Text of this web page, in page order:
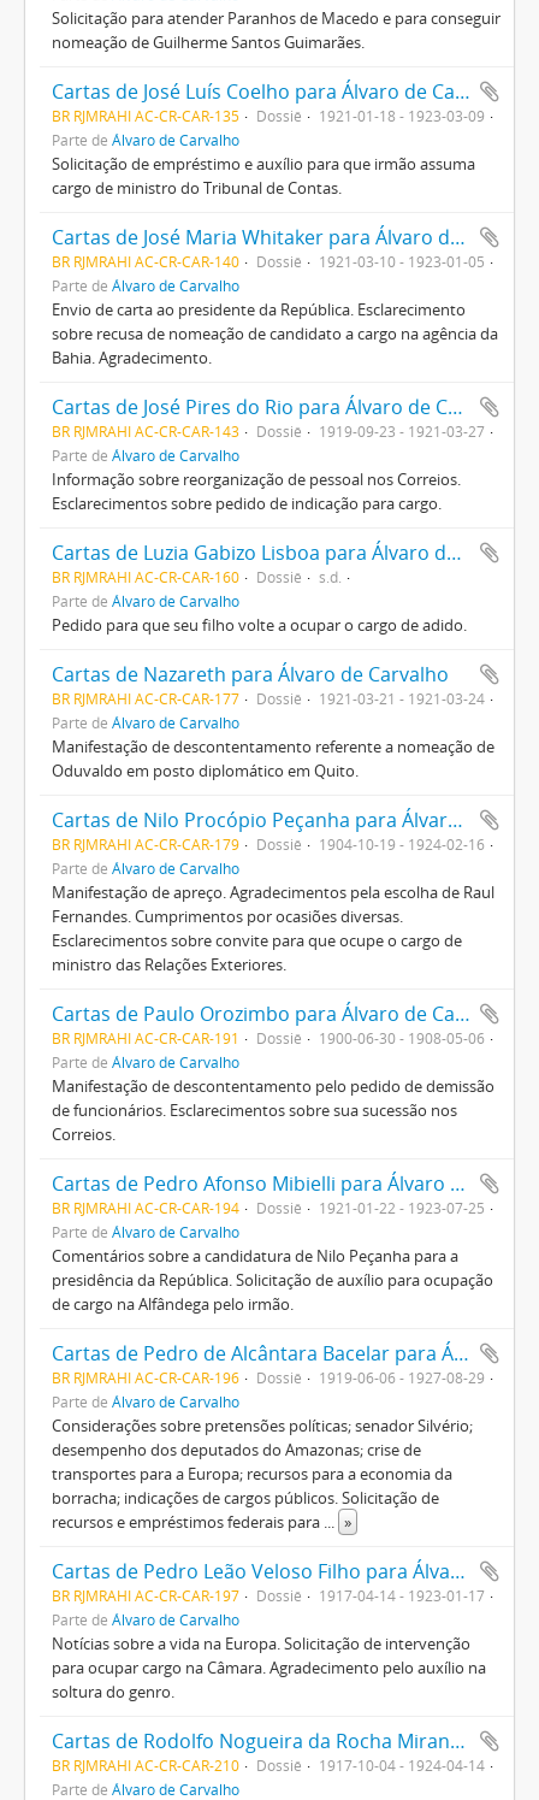
Solicitação para atender Paranhos de Macedo e para conseguir
nomeação de Guilherme Santos Guimarães.
Cartas de José Luís Coelho para Álvaro de Carvalho
BR RJMRAHI AC-CR-CAR-135 Dossiê
1921-01-18 - 1923-03-09
Parte de Álvaro de Carvalho
Solicitação de empréstimo e auxílio para que irmão assuma
cargo de ministro do Tribunal de Contas.
Cartas de José Maria Whitaker para Álvaro de Carvalho
BR RJMRAHI AC-CR-CAR-140 Dossiê
1921-03-10 - 1923-01-05
Parte de Álvaro de Carvalho
Envio de carta ao presidente da República. Esclarecimento
sobre recusa de nomeação de candidato a cargo na agência da
Bahia. Agradecimento.
Cartas de José Pires do Rio para Álvaro de Carvalho
BR RJMRAHI AC-CR-CAR-143 Dossiê
1919-09-23 - 1921-03-27
Parte de Álvaro de Carvalho
Informação sobre reorganização de pessoal nos Correios.
Esclarecimentos sobre pedido de indicação para cargo.
Cartas de Luzia Gabizo Lisboa para Álvaro de Carvalho
BR RJMRAHI AC-CR-CAR-160 Dossiê
s.d.
Parte de Álvaro de Carvalho
Pedido para que seu filho volte a ocupar o cargo de adido.
Cartas de Nazareth para Álvaro de Carvalho
BR RJMRAHI AC-CR-CAR-177 Dossiê
1921-03-21 - 1921-03-24
Parte de Álvaro de Carvalho
Manifestação de descontentamento referente a nomeação de
Oduvaldo em posto diplomático em Quito.
Cartas de Nilo Procópio Peçanha para Álvaro de Carvalho
BR RJMRAHI AC-CR-CAR-179 Dossiê
1904-10-19 - 1924-02-16
Parte de Álvaro de Carvalho
Manifestação de apreço. Agradecimentos pela escolha de Raul
Fernandes. Cumprimentos por ocasiões diversas.
Esclarecimentos sobre convite para que ocupe o cargo de
ministro das Relações Exteriores.
Cartas de Paulo Orozimbo para Álvaro de Carvalho
BR RJMRAHI AC-CR-CAR-191 Dossiê
1900-06-30 - 1908-05-06
Parte de Álvaro de Carvalho
Manifestação de descontentamento pelo pedido de demissão
de funcionários. Esclarecimentos sobre sua sucessão nos
Correios.
Cartas de Pedro Afonso Mibielli para Álvaro de Carvalho
BR RJMRAHI AC-CR-CAR-194 Dossiê
1921-01-22 - 1923-07-25
Parte de Álvaro de Carvalho
Comentários sobre a candidatura de Nilo Peçanha para a
presidência da República. Solicitação de auxílio para ocupação
de cargo na Alfândega pelo irmão.
Cartas de Pedro de Alcântara Bacelar para Álvaro de Carvalho
BR RJMRAHI AC-CR-CAR-196 Dossiê
1919-06-06 - 1927-08-29
Parte de Álvaro de Carvalho
Considerações sobre pretensões políticas; senador Silvério;
desempenho dos deputados do Amazonas; crise de
transportes para a Europa; recursos para a economia da
borracha; indicações de cargos públicos. Solicitação de
recursos e empréstimos federais para ... »
Cartas de Pedro Leão Veloso Filho para Álvaro de Carvalho
BR RJMRAHI AC-CR-CAR-197 Dossiê
1917-04-14 - 1923-01-17
Parte de Álvaro de Carvalho
Notícias sobre a vida na Europa. Solicitação de intervenção
para ocupar cargo na Câmara. Agradecimento pelo auxílio na
soltura do genro.
Cartas de Rodolfo Nogueira da Rocha Miranda para Álvaro de Carvalho
BR RJMRAHI AC-CR-CAR-210 Dossiê
1917-10-04 - 1924-04-14
Parte de Álvaro de Carvalho